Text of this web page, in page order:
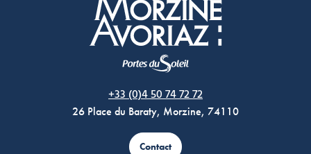
+33 (0)4 50 74 72 72
26 Place du Baraty, Morzine, 74110
Contact